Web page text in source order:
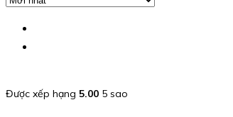
Được xếp hạng 5.00 5 sao